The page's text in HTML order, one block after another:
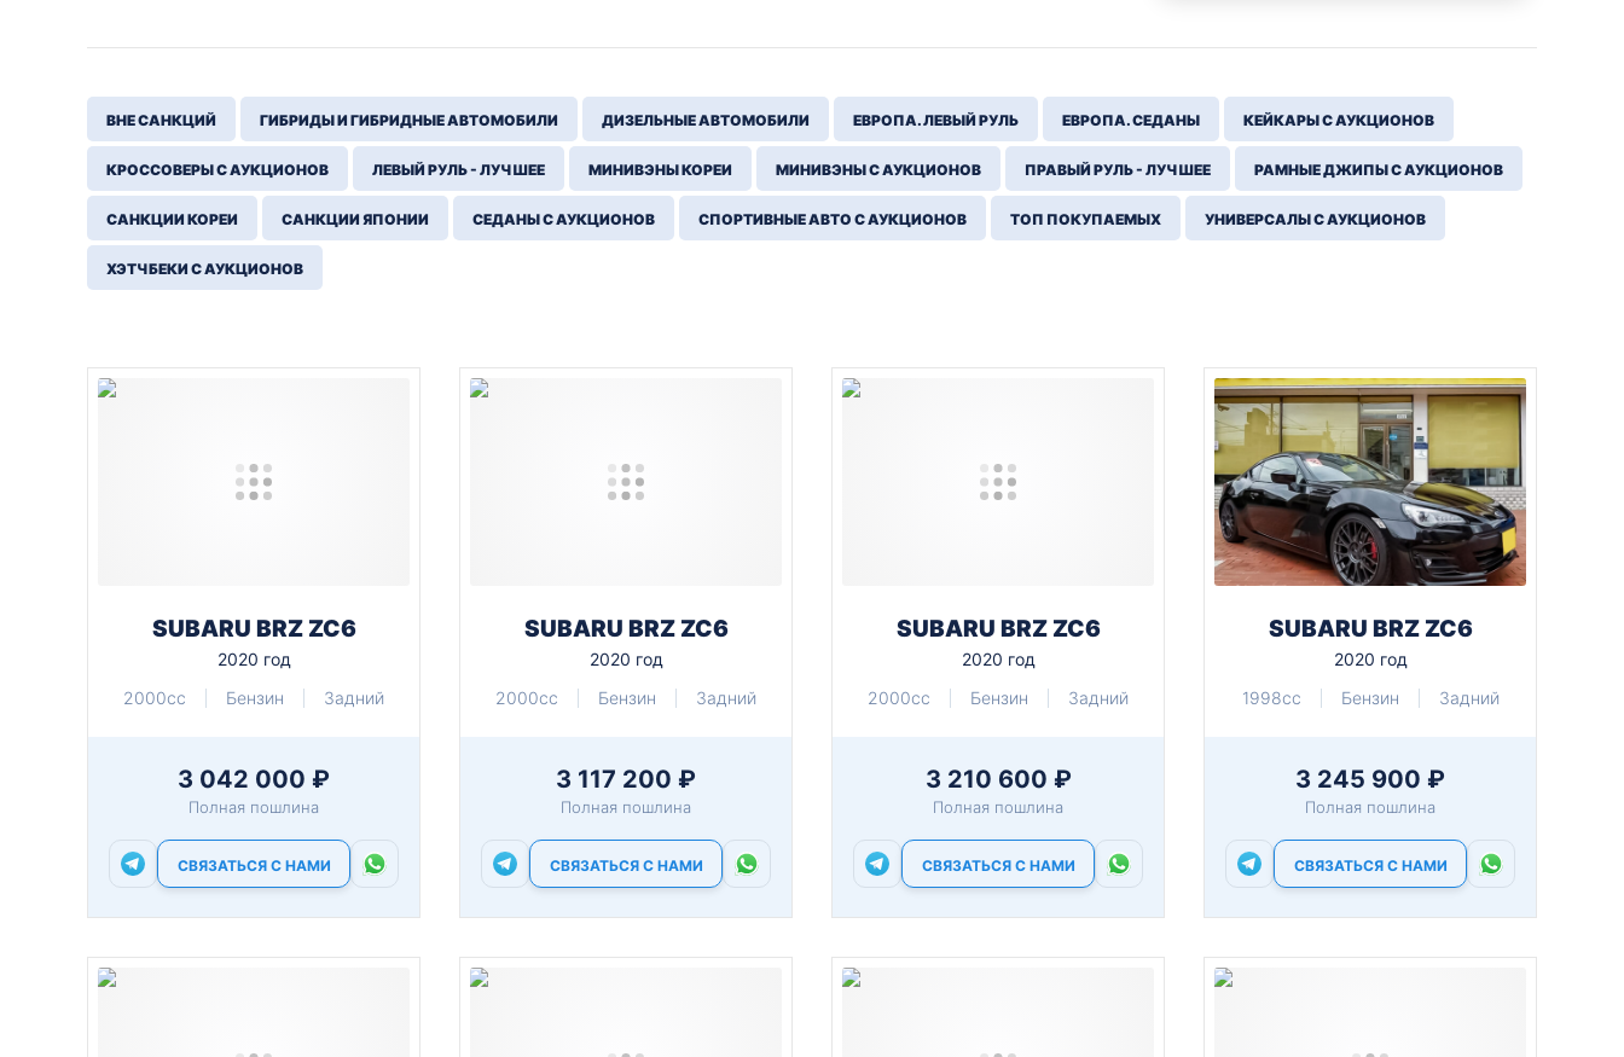
ВНЕ САНКЦИЙ ГИБРИДЫ И ГИБРИДНЫЕ АВТОМОБИЛИ ДИЗЕЛЬНЫЕ АВТОМОБИЛИ ЕВРОПА. ЛЕВЫЙ РУЛЬ ЕВРОПА. СЕДАНЫ КЕЙКАРЫ С АУКЦИОНОВ
КРОССОВЕРЫ С АУКЦИОНОВ ЛЕВЫЙ РУЛЬ - ЛУЧШЕЕ МИНИВЭНЫ КОРЕИ МИНИВЭНЫ С АУКЦИОНОВ ПРАВЫЙ РУЛЬ - ЛУЧШЕЕ РАМНЫЕ ДЖИПЫ С АУКЦИОНОВ
САНКЦИИ КОРЕИ САНКЦИИ ЯПОНИИ СЕДАНЫ С АУКЦИОНОВ СПОРТИВНЫЕ АВТО С АУКЦИОНОВ ТОП ПОКУПАЕМЫХ УНИВЕРСАЛЫ С АУКЦИОНОВ
ХЭТЧБЕКИ С АУКЦИОНОВ
SUBARU BRZ ZC6
2020 год
2000cc
Бензин Задний
3 042 000 ₽
Полная пошлина
СВЯЗАТЬСЯ С НАМИ
SUBARU BRZ ZC6
2020 год
2000cc
Бензин Задний
3 117 200 ₽
Полная пошлина
СВЯЗАТЬСЯ С НАМИ
SUBARU BRZ ZC6
2020 год
2000cc
Бензин Задний
3 210 600 ₽
Полная пошлина
СВЯЗАТЬСЯ С НАМИ
SUBARU BRZ ZC6
2020 год
1998cc
Бензин Задний
3 245 900 ₽
Полная пошлина
СВЯЗАТЬСЯ С НАМИ